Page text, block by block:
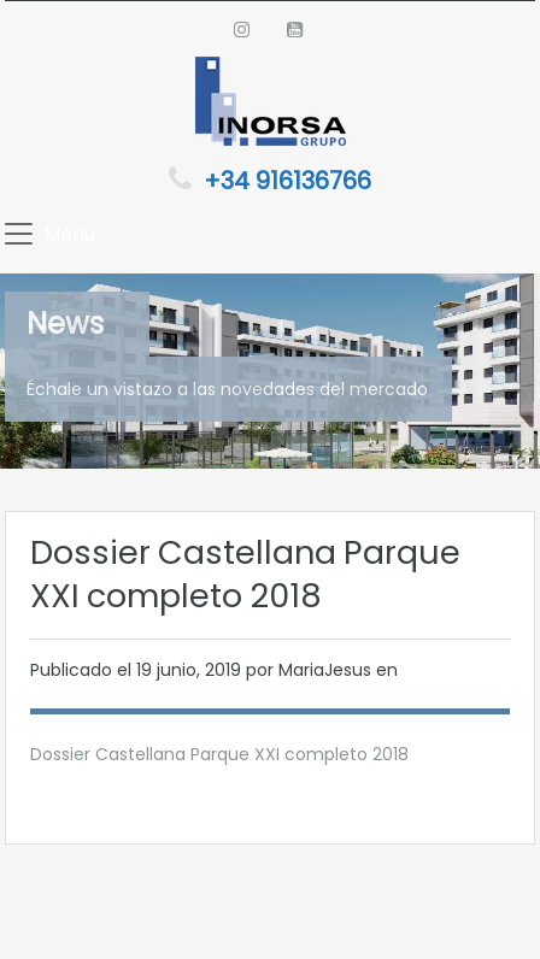
+34 916136766
News
Échale un vistazo a las novedades del mercado
Dossier Castellana Parque
XXI completo 2018
Publicado el 19 junio, 2019 por MariaJesus en
Dossier Castellana Parque XXI completo 2018